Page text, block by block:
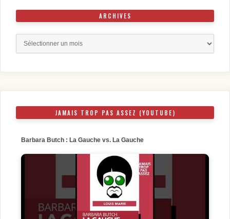
ARCHIVES
JAMAIS TROP PAS ASSEZ (YOUTUBE)
Barbara Butch : La Gauche vs. La Gauche